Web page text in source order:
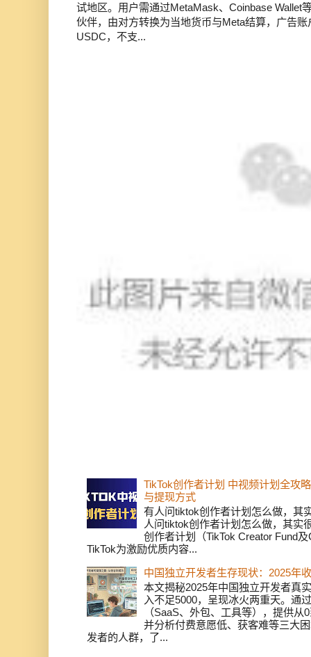
试地区。用户需通过MetaMask、Coinbase Wallet
伙伴，由对方转换为当地货币与Meta结算，广告
USDC，不支...
TikTok创作者计划 中视频计划全攻
与提现方式
有人问tiktok创作者计划怎么做，其
人问tiktok创作者计划怎么做，其实
创作者计划（TikTok Creator Fund
TikTok为激励优质内容...
中国独立开发者生存现状：2025年
本文揭秘2025年中国独立开发者真
入不足5000，呈现冰火两重天。通
（SaaS、外包、工具等），提供
并分析付费意愿低、获客难等三大
发者的人群，了...